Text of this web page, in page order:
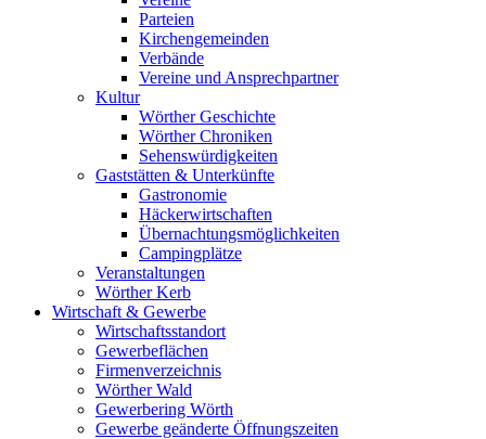
Parteien
Kirchengemeinden
Verbände
Vereine und Ansprechpartner
Kultur
Wörther Geschichte
Wörther Chroniken
Sehenswürdigkeiten
Gaststätten & Unterkünfte
Gastronomie
Häckerwirtschaften
Übernachtungsmöglichkeiten
Campingplätze
Veranstaltungen
Wörther Kerb
Wirtschaft & Gewerbe
Wirtschaftsstandort
Gewerbeflächen
Firmenverzeichnis
Wörther Wald
Gewerbering Wörth
Gewerbe geänderte Öffnungszeiten